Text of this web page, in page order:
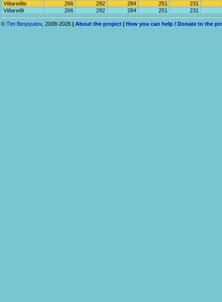
Viðareiðis
266 292 284 251 231
Viðareiði
266 292 284 251 231
© Tim Bespyatov, 2008-2026 | About the project | How you can help / Donate to the